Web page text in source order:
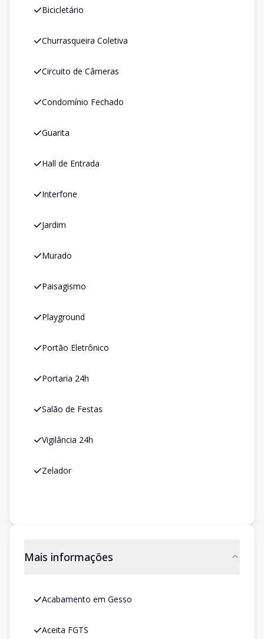
Bicicletário
Churrasqueira Coletiva
Circuito de Câmeras
Condomínio Fechado
Guarita
Hall de Entrada
Interfone
Jardim
Murado
Paisagismo
Playground
Portão Eletrônico
Portaria 24h
Salão de Festas
Vigilância 24h
Zelador
Mais informações
Acabamento em Gesso
Aceita FGTS